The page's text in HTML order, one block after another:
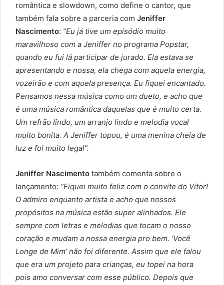
romântica e slowdown, como define o cantor, que
também fala sobre a parceria com Jeniffer
Nascimento: “Eu já tive um episódio muito
maravilhoso com a Jeniffer no programa Popstar,
quando eu fui lá participar de jurado. Ela estava se
apresentando e nossa, ela chega com aquela energia,
vozeirão e com aquela presença. Eu fiquei encantado.
Pensamos nessa música como um dueto, e acho que
é uma música romântica daquelas que é muito certa.
Um refrão lindo, um arranjo lindo e melodia vocal
muito bonita. A Jeniffer topou, é uma menina cheia de
luz e foi muito legal”.
Jeniffer Nascimento também comenta sobre o
lançamento: “Fiquei muito feliz com o convite do Vitor!
O admiro enquanto artista e acho que nossos
propósitos na música estão super alinhados. Ele
sempre com letras e melodias que tocam o nosso
coração e mudam a nossa energia pro bem. ‘Você
Longe de Mim’ não foi diferente. Assim que ele falou
que era um projeto para crianças, eu topei na hora
pois amo conversar com esse público. Depois que